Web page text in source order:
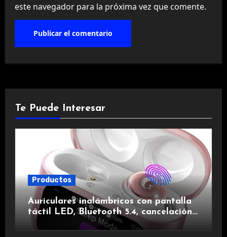
este navegador para la próxima vez que comente.
Te Puede Interesar
Productos
Auriculares inalámbricos con pantalla
táctil LED, Bluetooth 5.4, cancelación
de ruido, impermeables y de larga